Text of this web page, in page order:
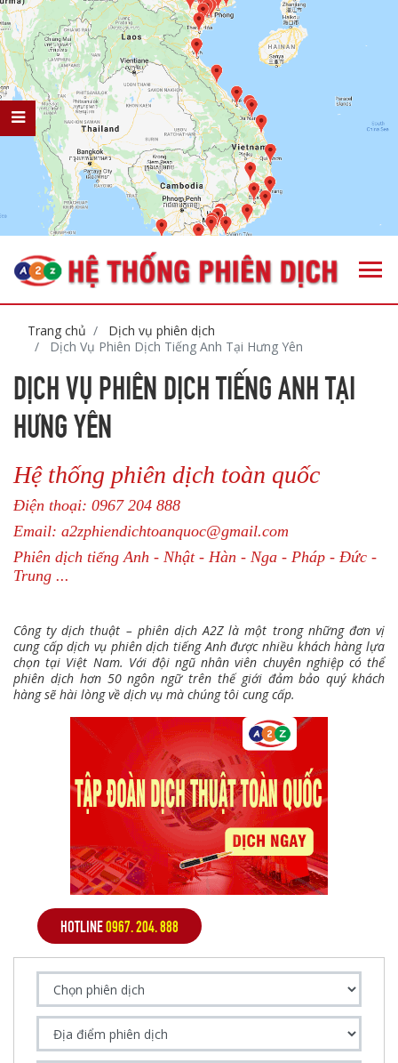
Trang chủ
Dịch vụ phiên dịch
Dịch Vụ Phiên Dịch Tiếng Anh Tại Hưng Yên
DỊCH VỤ PHIÊN DỊCH TIẾNG ANH TẠI
HƯNG YÊN
Hệ thống phiên dịch toàn quốc
Điện thoại: 0967 204 888
Email: a2zphiendichtoanquoc@gmail.com
Phiên dịch tiếng Anh - Nhật - Hàn - Nga - Pháp - Đức -
Trung ...
Công ty dịch thuật – phiên dịch A2Z là một trong những đơn vị
cung cấp dịch vụ phiên dịch tiếng Anh được nhiều khách hàng lựa
chọn tại Việt Nam. Với đội ngũ nhân viên chuyên nghiệp có thể
phiên dịch hơn 50 ngôn ngữ trên thế giới đảm bảo quý khách
hàng sẽ hài lòng về dịch vụ mà chúng tôi cung cấp.
HOTLINE0967. 204. 888